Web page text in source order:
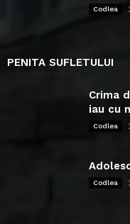
Codlea
PENITA SUFLETULUI
Crima
iau cu
Codlea
Codlea